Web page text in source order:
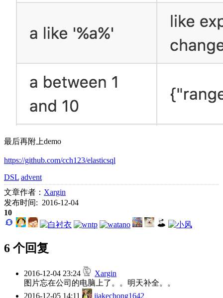
最后再附上demo
https://github.com/cch123/elasticsql
DSL advent
文章作者： Xargin
发布时间: 2016-12-04
10
6 个回复
2016-12-04 23:24
Xargin
图片忘在公司的电脑上了。。明天补全。。
2016-12-05 14:11
jiakechong1642